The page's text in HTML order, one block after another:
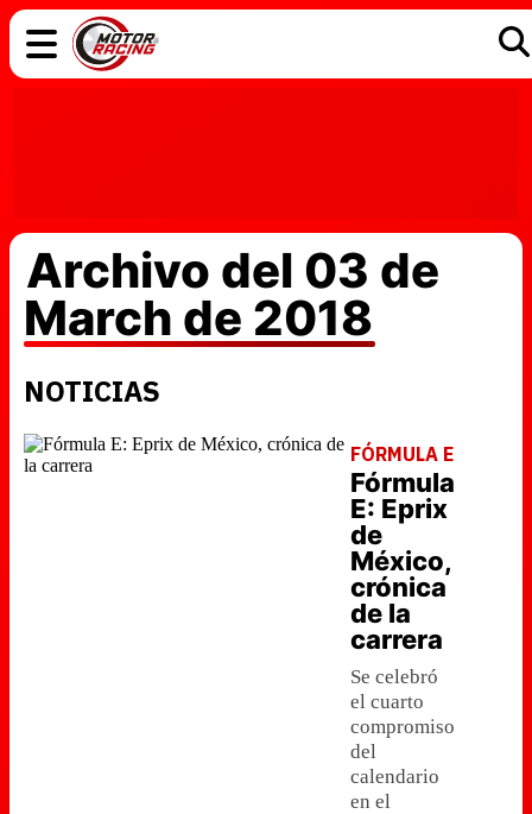
Archivo del 03 de
March de 2018
NOTICIAS
FÓRMULA E
Fórmula
E: Eprix
de
México,
crónica
de la
carrera
Se celebró
el cuarto
compromiso
del
calendario
en el